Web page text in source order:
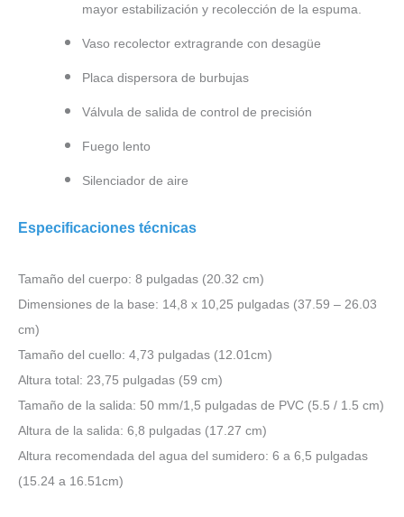
mayor estabilización y recolección de la espuma.
Vaso recolector extragrande con desagüe
Placa dispersora de burbujas
Válvula de salida de control de precisión
Fuego lento
Silenciador de aire
Especificaciones técnicas
Tamaño del cuerpo: 8 pulgadas (20.32 cm)
Dimensiones de la base: 14,8 x 10,25 pulgadas (37.59 – 26.03
cm)
Tamaño del cuello: 4,73 pulgadas (12.01cm)
Altura total: 23,75 pulgadas (59 cm)
Tamaño de la salida: 50 mm/1,5 pulgadas de PVC (5.5 / 1.5 cm)
Altura de la salida: 6,8 pulgadas (17.27 cm)
Altura recomendada del agua del sumidero: 6 a 6,5 pulgadas
(15.24 a 16.51cm)